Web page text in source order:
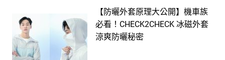
【防曬外套原理大公開】機車族
必看！CHECK2CHECK 冰磁外套
涼爽防曬秘密